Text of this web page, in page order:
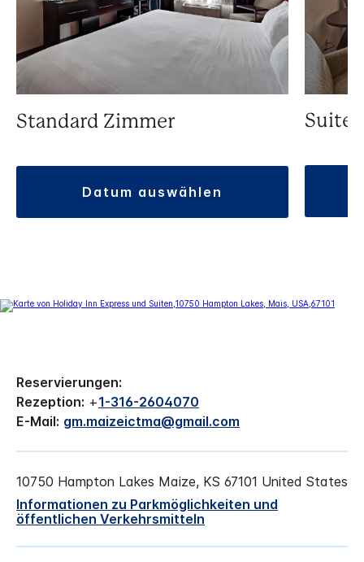
Standard Zimmer
datum auswählen
Suite
Reservierungen:
Rezeption: +1-316-2604070
E-Mail: gm.maizeictma@gmail.com
10750 Hampton Lakes Maize, KS 67101 United States
Informationen zu Parkmöglichkeiten und
öffentlichen Verkehrsmitteln